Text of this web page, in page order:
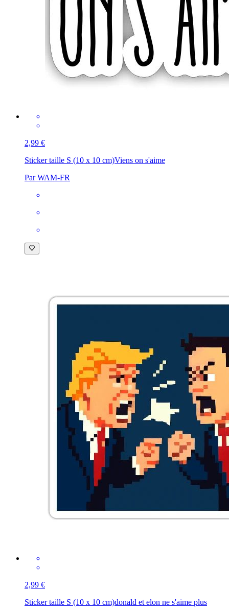
2,99 €
Sticker taille S (10 x 10 cm)Viens on s'aime
Par WAM-FR
2,99 €
Sticker taille S (10 x 10 cm)donald et elon ne s'aime plus